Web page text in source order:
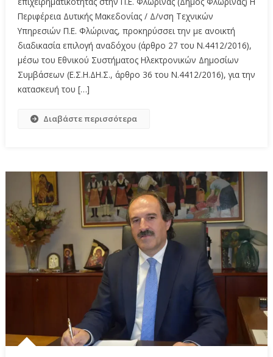
Περιφέρεια Δυτικής Μακεδονίας / Δ/νση Τεχνικών
Υπηρεσιών Π.Ε. Φλώρινας, προκηρύσσει την με ανοικτή
διαδικασία επιλογή αναδόχου (άρθρο 27 του Ν.4412/2016),
μέσω του Εθνικού Συστήματος Ηλεκτρονικών Δημοσίων
Συμβάσεων (Ε.Σ.Η.ΔΗ.Σ., άρθρο 36 του Ν.4412/2016), για την
κατασκευή του […]
Διαβάστε περισσότερα